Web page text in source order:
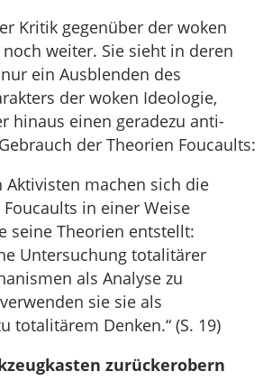
Kritik gegenüber der woken
weiter. Sie sieht in deren
ein Ausblenden des
der woken Ideologie,
hinaus einen geradezu anti-
der Theorien Foucaults:
Aktivisten machen sich die
Foucaults in einer Weise
seine Theorien entstellt:
Untersuchung totalitärer
als Analyse zu
sie sie als
totalitärem Denken.“ (S. 19)
zurückerobern